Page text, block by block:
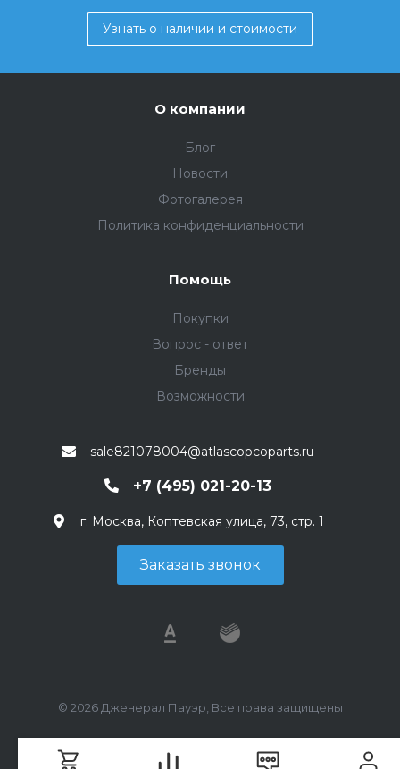
Узнать о наличии и стоимости
О компании
Блог
Новости
Фотогалерея
Политика конфиденциальности
Помощь
Покупки
Вопрос - ответ
Бренды
Возможности
sale821078004@atlascopcoparts.ru
+7 (495) 021-20-13
г. Москва, Коптевская улица, 73, стр. 1
Заказать звонок
© 2026 Дженерал Пауэр, Все права защищены